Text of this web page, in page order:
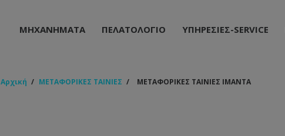
ΜΗΧΑΝΗΜΑΤΑ ΠΕΛΑΤΟΛΟΓΙΟ ΥΠΗΡΕΣΙΕΣ-SERVICE
Αρχική / ΜΕΤΑΦΟΡΙΚΕΣ ΤΑΙΝΙΕΣ / ΜETAΦΟΡΙΚΕΣ ΤΑΙΝΙΕΣ ΙΜΑΝΤΑ